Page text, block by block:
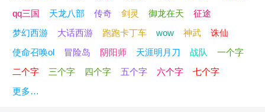
qq三国
天龙八部 传奇 剑灵 御龙在天
征途
梦幻西游
大话西游 跑跑卡丁车 wow 神武
诛仙
使命召唤ol
冒险岛 阴阳师 天涯明月刀 战队
一个字
二个字
三个字 四个字 五个字 六个字
七个字
更多…